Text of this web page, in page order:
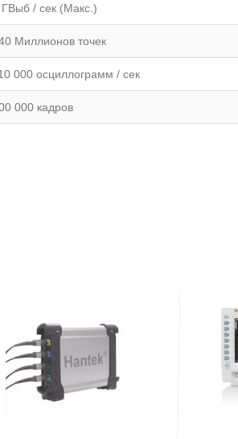
/ сек (Макс.)
Миллионов точек
000 осциллограмм / сек
000 кадров